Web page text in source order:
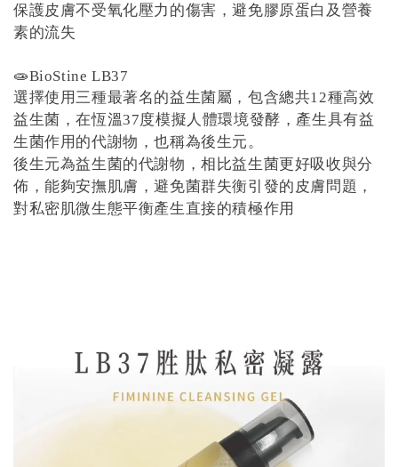
保護皮膚不受氧化壓力的傷害，避免膠原蛋白及營養
素的流失
🧫BioStine LB37
選擇使用三種最著名的益生菌屬，包含總共12種高效
益生菌，在恆溫37度模擬人體環境發酵，產生具有益
生菌作用的代謝物，也稱為後生元。
後生元為益生菌的代謝物，相比益生菌更好吸收與分
佈，能夠安撫肌膚，避免菌群失衡引發的皮膚問題，
對私密肌微生態平衡產生直接的積極作用